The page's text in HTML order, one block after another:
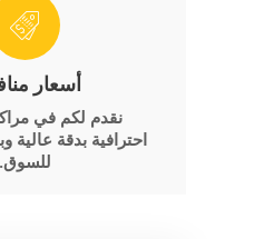
أسعار
نقدم لكم في
احترافية بدقة عالية
للسوق.